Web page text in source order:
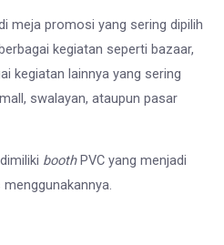
meja promosi yang sering dipilih
kegiatan seperti bazaar,
kegiatan lainnya yang sering
swalayan, ataupun pasar
boothPVC yang menjadi